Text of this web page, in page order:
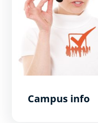
Campus info